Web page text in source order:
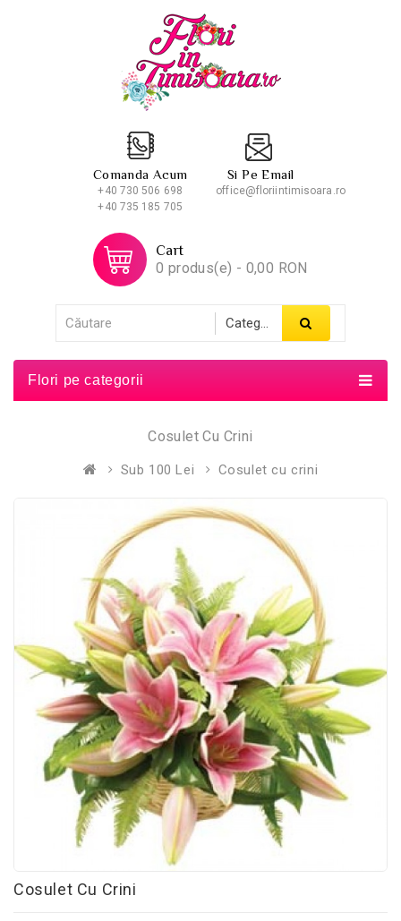
Comanda Acum
+40 730 506 698
+40 735 185 705
Si Pe Email
office@floriintimisoara.ro
Cart
0 produs(e) - 0,00 RON
Flori pe categorii
Cosulet Cu Crini
Sub 100 Lei Cosulet cu crini
Cosulet Cu Crini